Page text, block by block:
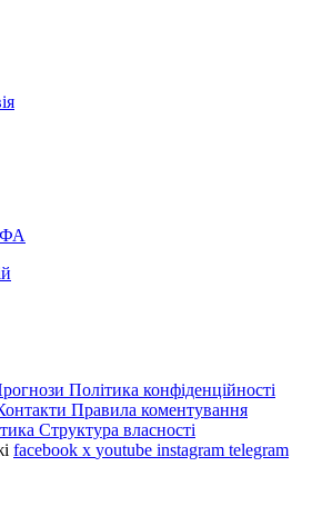
Політика конфіденційності
Правила коментування
Структура власності
facebook x youtube instagram telegram